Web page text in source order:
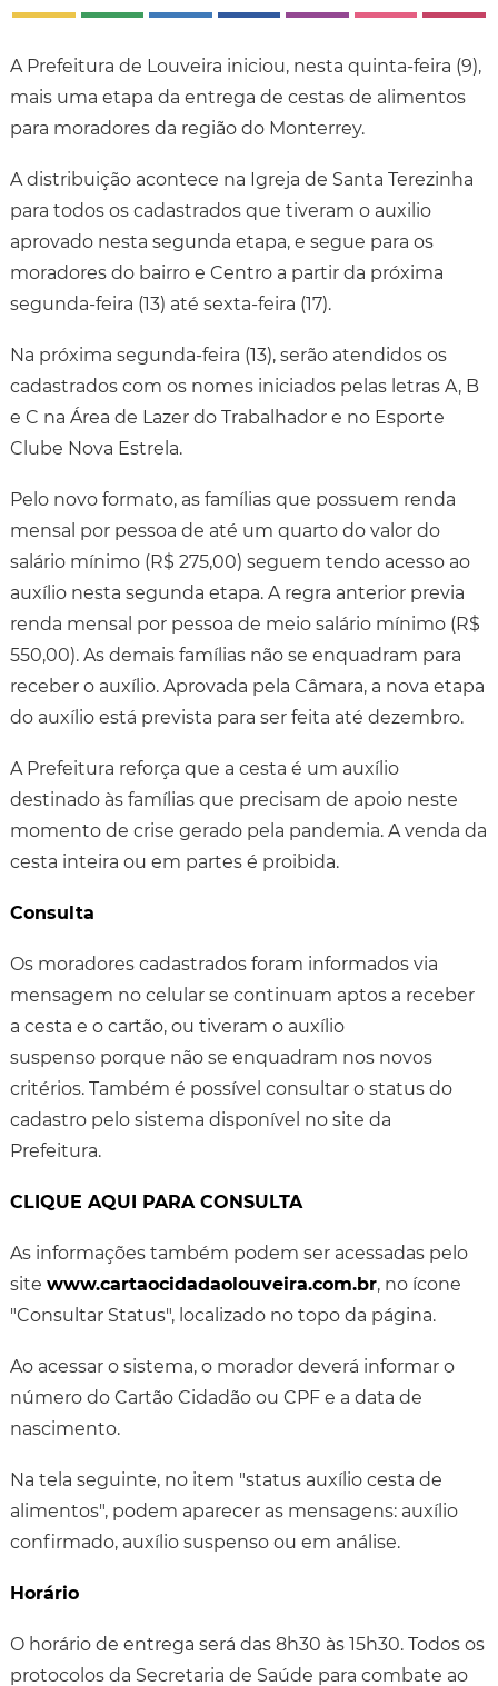
A Prefeitura de Louveira iniciou, nesta quinta-feira (9),
mais uma etapa da entrega de cestas de alimentos
para moradores da região do Monterrey.
A distribuição acontece na Igreja de Santa Terezinha
para todos os cadastrados que tiveram o auxilio
aprovado nesta segunda etapa, e segue para os
moradores do bairro e Centro a partir da próxima
segunda-feira (13) até sexta-feira (17).
Na próxima segunda-feira (13), serão atendidos os
cadastrados com os nomes iniciados pelas letras A, B
e C na Área de Lazer do Trabalhador e no Esporte
Clube Nova Estrela.
Pelo novo formato, as famílias que possuem renda
mensal por pessoa de até um quarto do valor do
salário mínimo (R$ 275,00) seguem tendo acesso ao
auxílio nesta segunda etapa. A regra anterior previa
renda mensal por pessoa de meio salário mínimo (R$
550,00). As demais famílias não se enquadram para
receber o auxílio. Aprovada pela Câmara, a nova etapa
do auxílio está prevista para ser feita até dezembro.
A Prefeitura reforça que a cesta é um auxílio
destinado às famílias que precisam de apoio neste
momento de crise gerado pela pandemia. A venda da
cesta inteira ou em partes é proibida.
Consulta
Os moradores cadastrados foram informados via
mensagem no celular se continuam aptos a receber
a cesta e o cartão, ou tiveram o auxílio
suspenso porque não se enquadram nos novos
critérios. Também é possível consultar o status do
cadastro pelo sistema disponível no site da
Prefeitura.
CLIQUE AQUI PARA CONSULTA
As informações também podem ser acessadas pelo
site www.cartaocidadaolouveira.com.br, no ícone
"Consultar Status", localizado no topo da página.
Ao acessar o sistema, o morador deverá informar o
número do Cartão Cidadão ou CPF e a data de
nascimento.
Na tela seguinte, no item "status auxílio cesta de
alimentos", podem aparecer as mensagens: auxílio
confirmado, auxílio suspenso ou em análise.
Horário
O horário de entrega será das 8h30 às 15h30. Todos os
protocolos da Secretaria de Saúde para combate ao